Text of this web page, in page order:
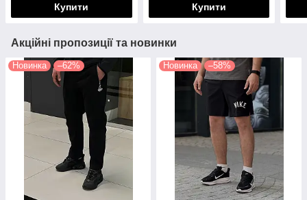
Купити Купити
Акційні пропозиції та новинки
Новинка –62% Новинка –58%